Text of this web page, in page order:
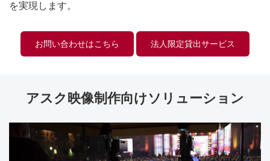
を実現します。
お問い合わせはこちら 法人限定貸出サービス
アスク映像制作向けソリューション